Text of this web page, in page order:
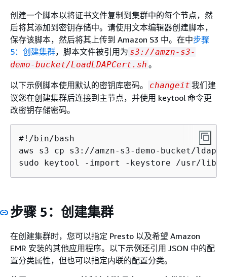
创建一个脚本以将证书文件复制到集群中的每个节点，然
后将其添加到密钥存储中。请使用文本编辑器创建脚本，
保存该脚本，然后将其上传到 Amazon S3 中。在中步骤
5：创建集群，脚本文件被引用为 s3://amzn-s3-
demo-bucket/LoadLDAPCert.sh 。
以下示例脚本使用默认的密钥库密码。 changeit 我们建
议您在创建集群后连接到主节点，并使用 keytool 命令更
改密钥存储密码。
#!/bin/bash
aws s3 cp s3://amzn-s3-demo-bucket/
sudo keytool -import -keystore /usr/
步骤 5：创建集群
在创建集群时，您可以指定 Presto 以及希望 Amazon
EMR 安装的其他应用程序。以下示例还引用 JSON 中的配
置分类属性，但也可以指定内联的配置分类。